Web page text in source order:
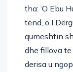
tha: ‘O Ebu
tënd, o I
qumështin
dhe fillova të
derisa u